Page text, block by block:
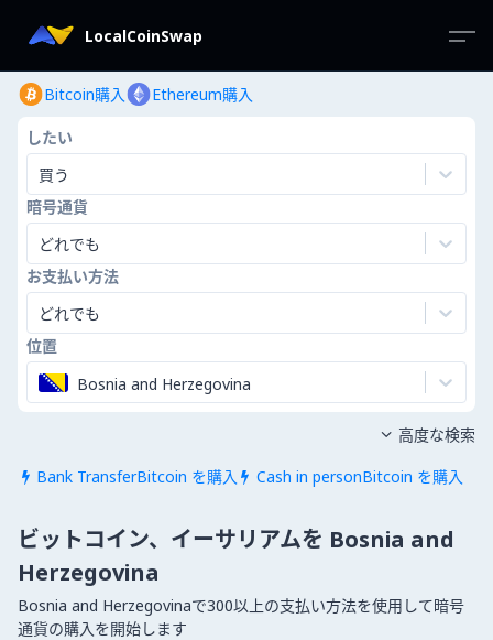
LocalCoinSwap
Bitcoin購入 Ethereum購入
したい
買う
暗号通貨
どれでも
お支払い方法
どれでも
位置
Bosnia and Herzegovina
 Bank TransferBitcoin を購入  Cash in personBitcoin を購入
 高度な検索
ビットコイン、イーサリアムを Bosnia and
Herzegovina
Bosnia and Herzegovinaで300以上の支払い方法を使用して暗号
通貨の購入を開始します